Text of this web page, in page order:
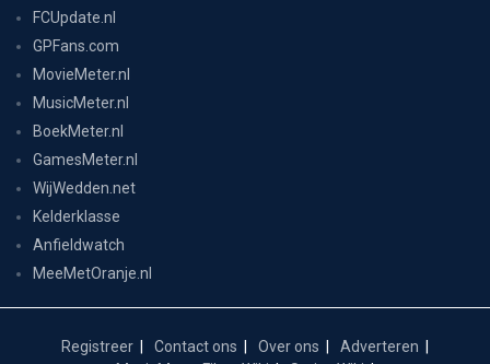
FCUpdate.nl
GPFans.com
MovieMeter.nl
MusicMeter.nl
BoekMeter.nl
GamesMeter.nl
WijWedden.net
Kelderklasse
Anfieldwatch
MeeMetOranje.nl
Registreer Contact ons Over ons
Adverteren